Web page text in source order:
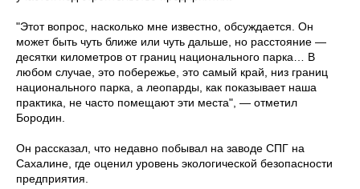
"Этот вопрос, насколько мне известно, обсуждается. Он
может быть чуть ближе или чуть дальше, но расстояние —
десятки километров от границ национального парка… В
любом случае, это побережье, это самый край, низ границ
национального парка, а леопарды, как показывает наша
практика, не часто помещают эти места", — отметил
Бородин.
Он рассказал, что недавно побывал на заводе СПГ на
Сахалине, где оценил уровень экологической безопасности
предприятия.